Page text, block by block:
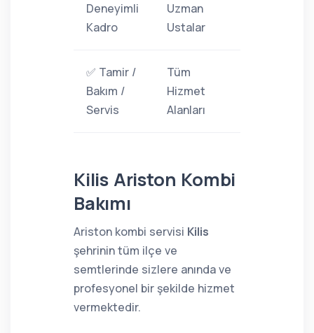
Deneyimli
Kadro
Uzman
Ustalar
✅ Tamir /
Bakım /
Servis
Tüm
Hizmet
Alanları
Kilis Ariston Kombi
Bakımı
Ariston kombi servisi Kilis
şehrinin tüm ilçe ve
semtlerinde sizlere anında ve
profesyonel bir şekilde hizmet
vermektedir.